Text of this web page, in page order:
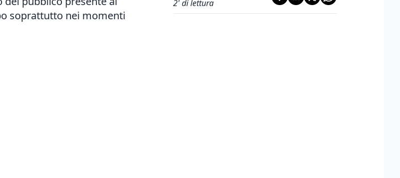
soprattutto nei momenti
2' di lettura